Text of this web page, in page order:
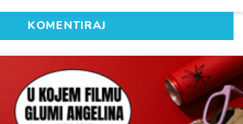
KOMENTIRAJ